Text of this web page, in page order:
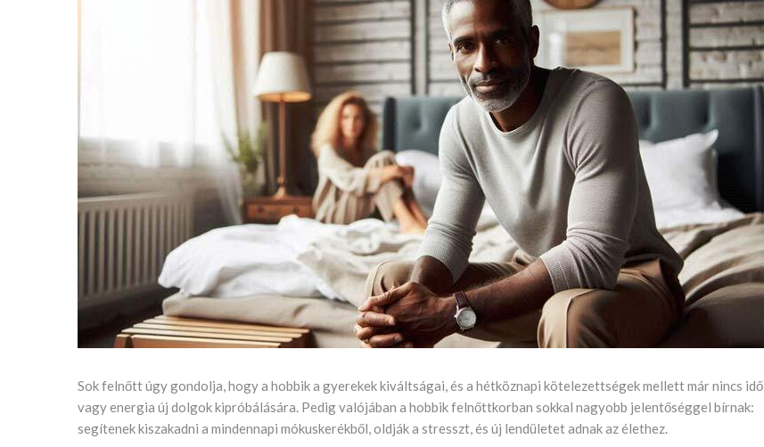
Sok felnőtt úgy gondolja, hogy a hobbik a gyerekek kiváltságai, és a hétköznapi kötelezettségek mellett már nincs idő
vagy energia új dolgok kipróbálására. Pedig valójában a hobbik felnőttkorban sokkal nagyobb jelentőséggel bírnak:
segítenek kiszakadni a mindennapi mókuskerékből, oldják a stresszt, és új lendületet adnak az élethez.